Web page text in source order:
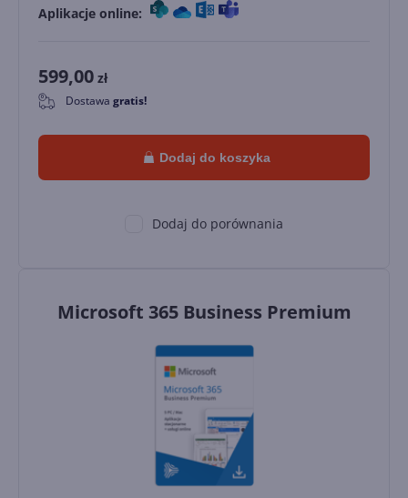
Aplikacje online:
599,00 zł
0 Dostawa gratis!
Dodaj do koszyka
Dodaj do porównania
Microsoft 365 Business Premium